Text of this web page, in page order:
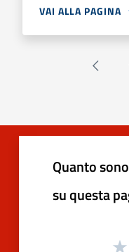
VAI ALLA PAGINA
Pagina
Quanto
su questa